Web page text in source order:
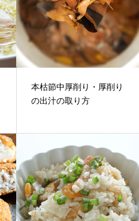
本枯節中厚削り・厚削り
の出汁の取り方